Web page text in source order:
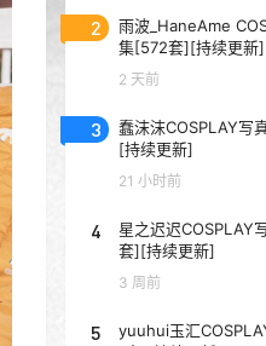
2
雨波_HaneAme
集[572套][持续更新]
2 天前
3
蠢沫沫COSPLAY写
[持续更新]
21 小时前
4
星之迟迟COSPLAY
套][持续更新]
3 周前
5
yuuhui玉汇